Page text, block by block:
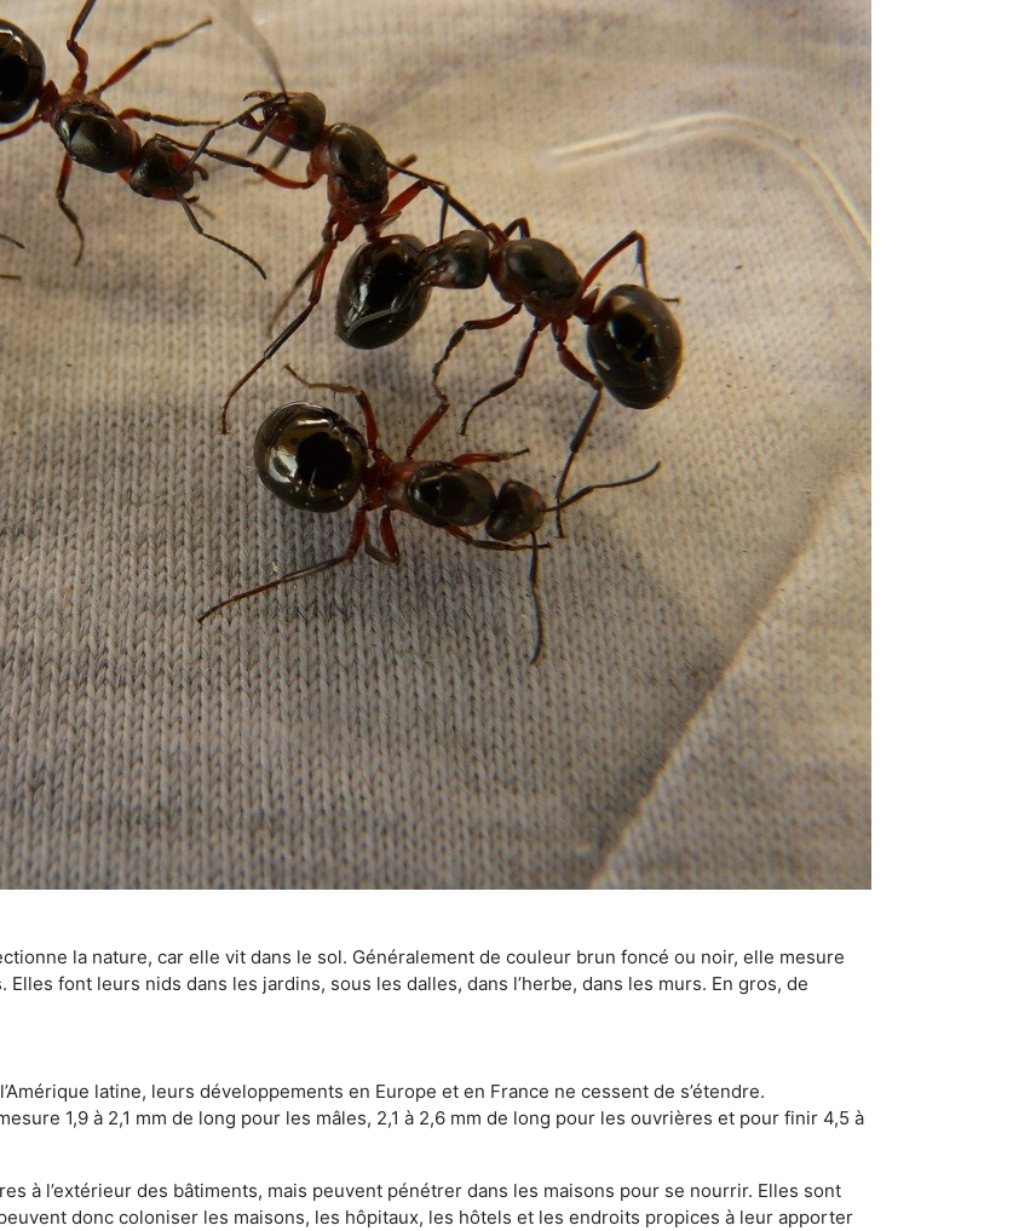
la nature, car elle vit dans le sol. Généralement de couleur brun foncé ou noir, elle mesure
font leurs nids dans les jardins, sous les dalles, dans l’herbe, dans les murs. En gros, de
latine, leurs développements en Europe et en France ne cessent de s’étendre.
1,9 à 2,1 mm de long pour les mâles, 2,1 à 2,6 mm de long pour les ouvrières et pour finir 4,5 à
à l’extérieur des bâtiments, mais peuvent pénétrer dans les maisons pour se nourrir. Elles sont
donc coloniser les maisons, les hôpitaux, les hôtels et les endroits propices à leur apporter